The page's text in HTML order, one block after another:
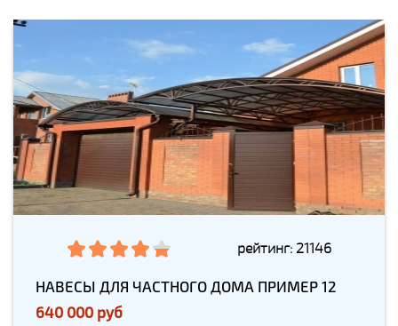
рейтинг: 21146
НАВЕСЫ ДЛЯ ЧАСТНОГО ДОМА ПРИМЕР 12
640 000 руб